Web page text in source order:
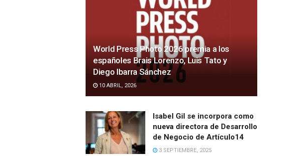
World Press Photo 2026 premia a los
españoles Brais Lorenzo, Luis Tato y
Diego Ibarra Sánchez
10 ABRIL, 2026
Isabel Gil se incorpora como
nueva directora de Desarrollo
de Negocio de Artículo14
3 SEPTIEMBRE, 2025